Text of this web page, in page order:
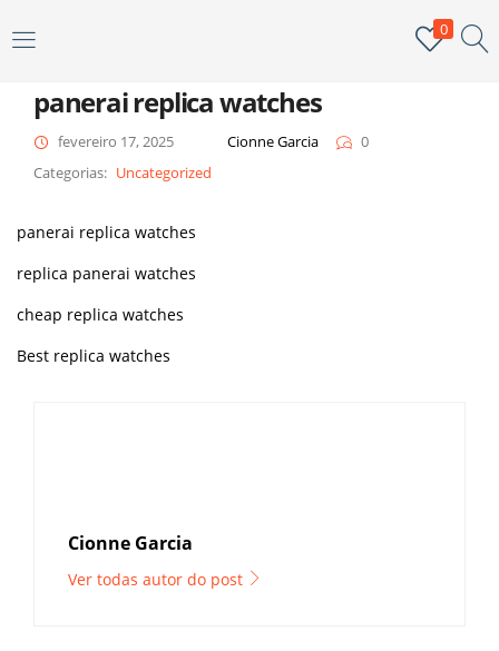
0
Digite seu nome de usuário e senha para fazer o login.
Me lembar
panerai replica watches
fevereiro 17, 2025 Cionne Garcia
0
Categorias: Uncategorized
panerai replica watches
replica panerai watches
cheap replica watches
Best replica watches
Cionne Garcia
Ver todas autor do post